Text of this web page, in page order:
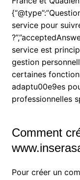
service pour
service est
gestion
certaines
adaptu00e9es
professionnelles
Comment
Pour créer un